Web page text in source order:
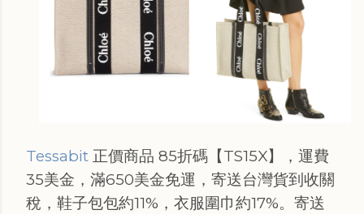
Tessabit 正價商品 85折碼【TS15X】，運費
35美金，滿650美金免運，寄送台灣貨到收關
稅，鞋子包包約11%，衣服圍巾約17%。寄送